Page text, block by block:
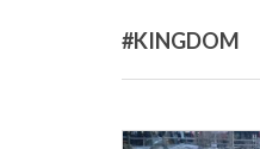
#KINGDOM